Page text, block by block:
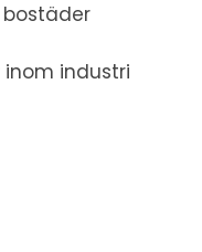
bostäder
industri